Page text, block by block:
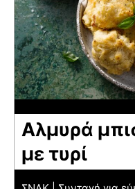
Αλμυρά
με τυρί